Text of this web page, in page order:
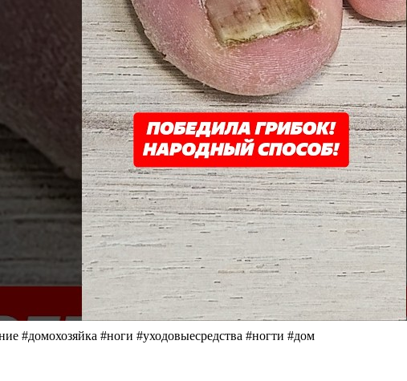
#домохозяйка #ноги #уходовыесредства #ногти #дом